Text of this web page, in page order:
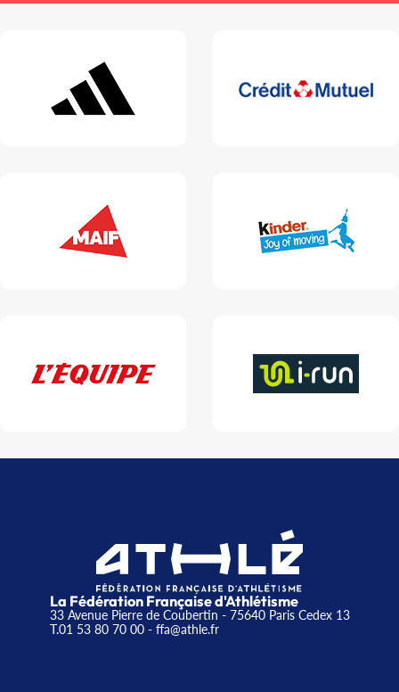
La Fédération Française d'Athlétisme
33 Avenue Pierre de Coubertin - 75640 Paris Cedex 13
T.01 53 80 70 00- ffa@athle.fr